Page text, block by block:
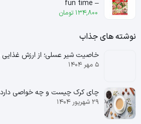
– fun time
134,800 تومان
نوشته های جذاب
خاصیت شیر عسلی؛ از ارزش غذایی
۵ مهر ۱۴۰۴
چای کرک چیست و چه خواصی
۲۹ شهریور ۱۴۰۴